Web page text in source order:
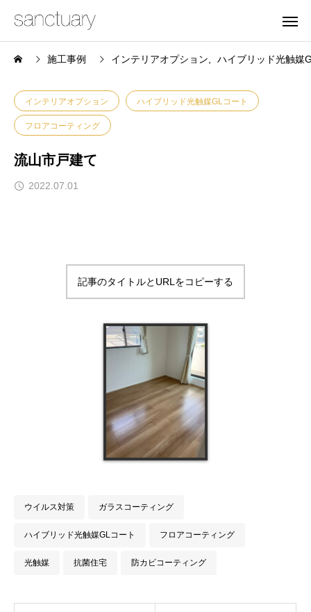
施工事例 インテリアオプション ハイブリッド光触媒
インテリアオプション ハイブリッド光触媒GLコート
フロアコーティング
流山市戸建て
2022.07.01
記事のタイトルとURLをコピーする
ウイルス対策 ガラスコーティング
ハイブリッド光触媒GLコート フロアコーティング
光触媒 抗菌住宅 防カビコーティング